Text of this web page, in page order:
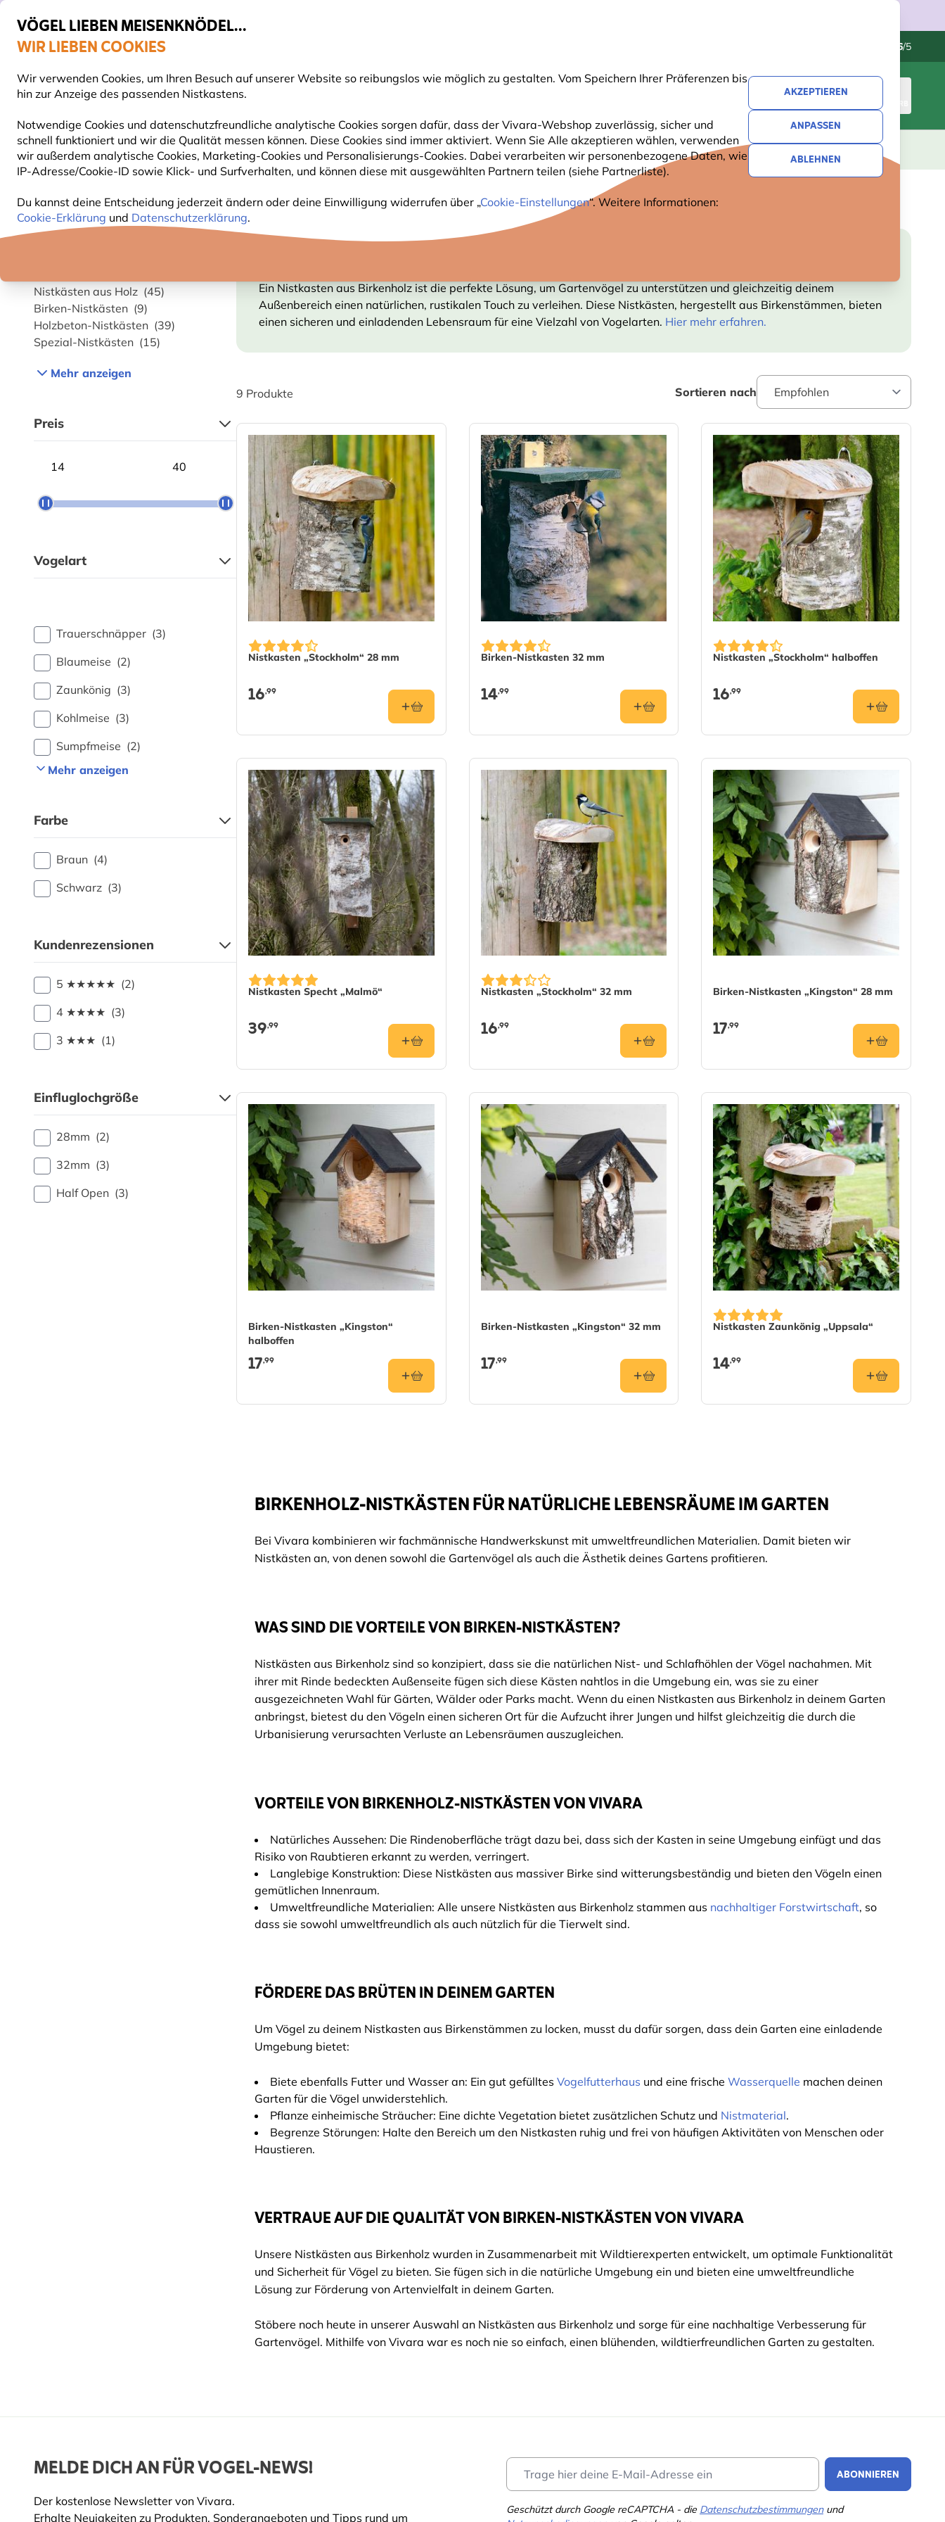
VÖGEL LIEBEN MEISENKNÖDEL...
WIR LIEBEN COOKIES
Wir verwenden Cookies, um Ihren Besuch auf unserer Website so reibungslos wie möglich zu gestalten. Vom Speichern Ihrer Präferenzen bis
hin zur Anzeige des passenden Nistkastens.
Notwendige Cookies und datenschutzfreundliche analytische Cookies sorgen dafür, dass der Vivara-Webshop zuverlässig, sicher und
schnell funktioniert und wir die Qualität messen können. Diese Cookies sind immer aktiviert. Wenn Sie Alle akzeptieren wählen, verwenden
wir außerdem analytische Cookies, Marketing-Cookies und Personalisierungs-Cookies. Dabei verarbeiten wir personenbezogene Daten, wie
IP-Adresse/Cookie-ID sowie Klick- und Surfverhalten, und können diese mit ausgewählten Partnern teilen (siehe Partnerliste).
Du kannst deine Entscheidung jederzeit ändern oder deine Einwilligung widerrufen über „Cookie-Einstellungen“. Weitere Informationen:
Cookie-Erklärung und Datenschutzerklärung.
AKZEPTIEREN
ANPASSEN
ABLEHNEN
Gratis Versand ab 65 € 4.6/5
Suche
WARENKORB
VOGELFUTTER FUTTERHÄUSER NISTKÄSTEN GARTENTIERE PFLANZEN NATURBEOBACHTUNG GESCHENKE NEUHEITEN ANGEBOTE
Nistkästen aus Holz (45)
Birken-Nistkästen (9)
Holzbeton-Nistkästen (39)
Spezial-Nistkästen (15)
Mehr anzeigen
Preis
Vogelart
Trauerschnäpper (3)
Blaumeise (2)
Zaunkönig (3)
Kohlmeise (3)
Sumpfmeise (2)
Mehr anzeigen
Farbe
Braun (4)
Schwarz (3)
Kundenrezensionen
5 ★★★★★ (2)
4 ★★★★ (3)
3 ★★★ (1)
Einfluglochgröße
28mm (2)
32mm (3)
Half Open (3)
Ein Nistkasten aus Birkenholz ist die perfekte Lösung, um Gartenvögel zu unterstützen und gleichzeitig deinem
Außenbereich einen natürlichen, rustikalen Touch zu verleihen. Diese Nistkästen, hergestellt aus Birkenstämmen, bieten
einen sicheren und einladenden Lebensraum für eine Vielzahl von Vogelarten. Hier mehr erfahren.
9 Produkte Sortieren nach
Nistkasten „Stockholm“ 28 mm
16,99
Birken-Nistkasten 32 mm
14,99
Nistkasten „Stockholm“ halboffen
16,99
Nistkasten Specht „Malmö“
39,99
Nistkasten „Stockholm“ 32 mm
16,99
Birken-Nistkasten „Kingston“ 28 mm
17,99
Birken-Nistkasten „Kingston“
halboffen
17,99
Birken-Nistkasten „Kingston“ 32 mm
17,99
Nistkasten Zaunkönig „Uppsala“
14,99
BIRKENHOLZ-NISTKÄSTEN FÜR NATÜRLICHE LEBENSRÄUME IM GARTEN
Bei Vivara kombinieren wir fachmännische Handwerkskunst mit umweltfreundlichen Materialien. Damit bieten wir
Nistkästen an, von denen sowohl die Gartenvögel als auch die Ästhetik deines Gartens profitieren.
WAS SIND DIE VORTEILE VON BIRKEN-NISTKÄSTEN?
Nistkästen aus Birkenholz sind so konzipiert, dass sie die natürlichen Nist- und Schlafhöhlen der Vögel nachahmen. Mit
ihrer mit Rinde bedeckten Außenseite fügen sich diese Kästen nahtlos in die Umgebung ein, was sie zu einer
ausgezeichneten Wahl für Gärten, Wälder oder Parks macht. Wenn du einen Nistkasten aus Birkenholz in deinem Garten
anbringst, bietest du den Vögeln einen sicheren Ort für die Aufzucht ihrer Jungen und hilfst gleichzeitig die durch die
Urbanisierung verursachten Verluste an Lebensräumen auszugleichen.
VORTEILE VON BIRKENHOLZ-NISTKÄSTEN VON VIVARA
Natürliches Aussehen: Die Rindenoberfläche trägt dazu bei, dass sich der Kasten in seine Umgebung einfügt und das
Risiko von Raubtieren erkannt zu werden, verringert.
Langlebige Konstruktion: Diese Nistkästen aus massiver Birke sind witterungsbeständig und bieten den Vögeln einen
gemütlichen Innenraum.
Umweltfreundliche Materialien: Alle unsere Nistkästen aus Birkenholz stammen aus nachhaltiger Forstwirtschaft, so
dass sie sowohl umweltfreundlich als auch nützlich für die Tierwelt sind.
FÖRDERE DAS BRÜTEN IN DEINEM GARTEN
Um Vögel zu deinem Nistkasten aus Birkenstämmen zu locken, musst du dafür sorgen, dass dein Garten eine einladende
Umgebung bietet:
Biete ebenfalls Futter und Wasser an: Ein gut gefülltes Vogelfutterhaus und eine frische Wasserquelle machen deinen
Garten für die Vögel unwiderstehlich.
Pflanze einheimische Sträucher: Eine dichte Vegetation bietet zusätzlichen Schutz und Nistmaterial.
Begrenze Störungen: Halte den Bereich um den Nistkasten ruhig und frei von häufigen Aktivitäten von Menschen oder
Haustieren.
VERTRAUE AUF DIE QUALITÄT VON BIRKEN-NISTKÄSTEN VON VIVARA
Unsere Nistkästen aus Birkenholz wurden in Zusammenarbeit mit Wildtierexperten entwickelt, um optimale Funktionalität
und Sicherheit für Vögel zu bieten. Sie fügen sich in die natürliche Umgebung ein und bieten eine umweltfreundliche
Lösung zur Förderung von Artenvielfalt in deinem Garten.
Stöbere noch heute in unserer Auswahl an Nistkästen aus Birkenholz und sorge für eine nachhaltige Verbesserung für
Gartenvögel. Mithilfe von Vivara war es noch nie so einfach, einen blühenden, wildtierfreundlichen Garten zu gestalten.
MELDE DICH AN FÜR VOGEL-NEWS!
Der kostenlose Newsletter von Vivara.
Erhalte Neuigkeiten zu Produkten, Sonderangeboten und Tipps rund um
ABONNIEREN
Geschützt durch Google reCAPTCHA - die Datenschutzbestimmungenund